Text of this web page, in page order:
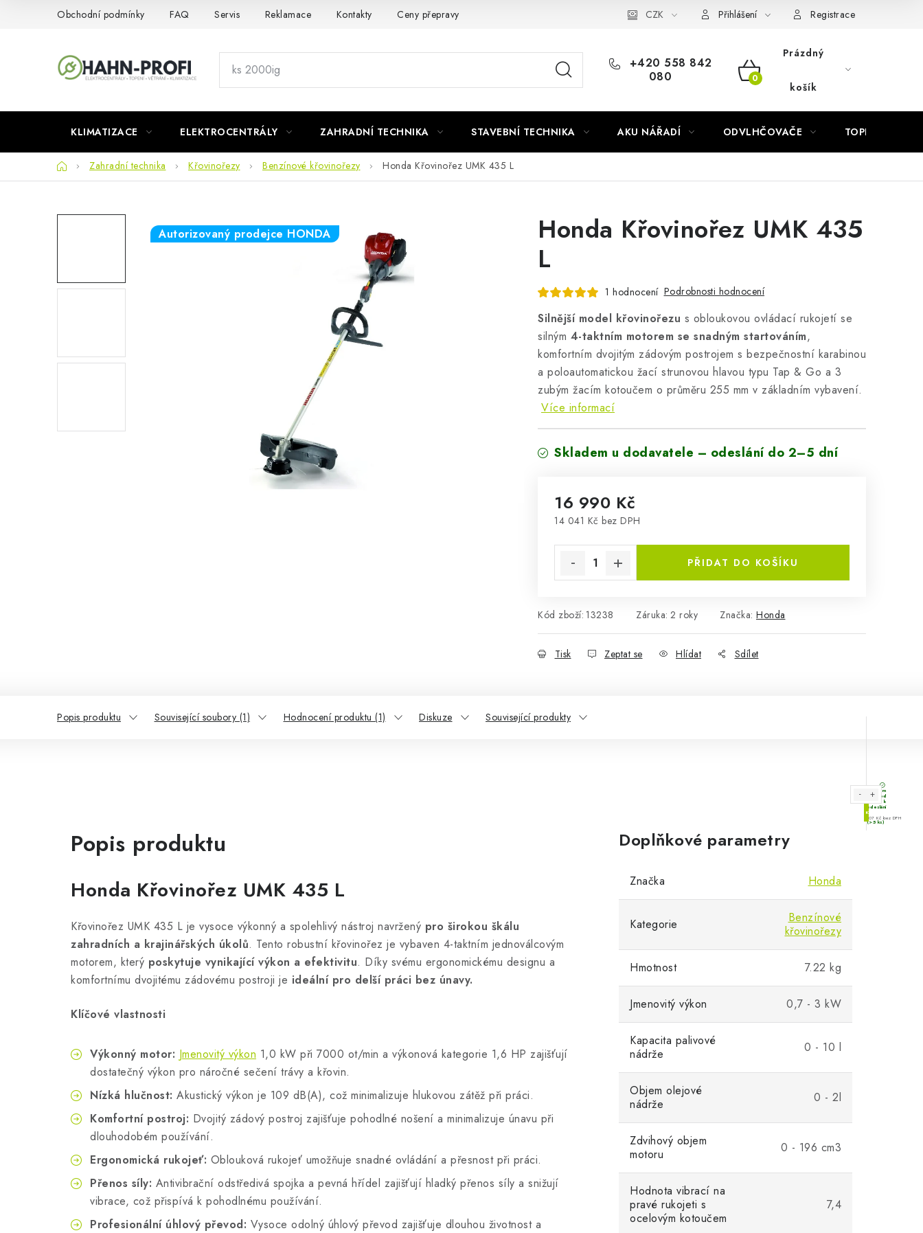
Obchodní podmínky FAQ Servis Reklamace Kontakty Ceny přepravy Náhradní díly Könner & Söhnen Reklamační řád
CZK Přihlášení Registrace
+420 558 842
080
NÁKUPNÍ
Prázdný
košík
KLIMATIZACE ELEKTROCENTRÁLY ZAHRADNÍ TECHNIKA STAVEBNÍ TECHNIKA AKU NÁŘADÍ ODVLHČOVAČE TOPIDLA
DomůZahradní technika Křovinořezy Benzínové křovinořezy Honda Křovinořez UMK 435 L
Honda Křovinořez UMK 435
L
1 hodnocení Podrobnosti hodnocení
Silnější model křovinořezu s obloukovou ovládací rukojetí se
silným 4-taktním motorem se snadným startováním,
komfortním dvojitým zádovým postrojem s bezpečnostní karabinou
a poloautomatickou žací strunovou hlavou typu Tap & Go a 3
zubým žacím kotoučem o průměru 255 mm v základním vybavení.
Více informací
Skladem u dodavatele – odeslání do 2–5 dní
16 990 Kč
14 041 Kč bez DPH
PŘIDAT DO KOŠÍKU
Kód zboží: 13238 Záruka: 2 roky Značka: Honda
Tisk Zeptat se Hlídat Sdílet
Autorizovaný prodejce HONDA
Popis produktu Související soubory (1) Hodnocení produktu (1) Diskuze Související produkty
Popis produktu
Honda Křovinořez UMK 435 L
Křovinořez UMK 435 L je vysoce výkonný a spolehlivý nástroj navržený pro širokou škálu
zahradních a krajinářských úkolů. Tento robustní křovinořez je vybaven 4-taktním jednoválcovým
motorem, který poskytuje vynikající výkon a efektivitu. Díky svému ergonomickému designu a
komfortnímu dvojitému zádovému postroji je ideální pro delší práci bez únavy.
Klíčové vlastnosti
Výkonný motor: Jmenovitý výkon 1,0 kW při 7000 ot/min a výkonová kategorie 1,6 HP zajišťují
dostatečný výkon pro náročné sečení trávy a křovin.
Nízká hlučnost: Akustický výkon je 109 dB(A), což minimalizuje hlukovou zátěž při práci.
Komfortní postroj: Dvojitý zádový postroj zajišťuje pohodlné nošení a minimalizuje únavu při
dlouhodobém používání.
Ergonomická rukojeť: Oblouková rukojeť umožňuje snadné ovládání a přesnost při práci.
Přenos síly: Antivibrační odstředivá spojka a pevná hřídel zajišťují hladký přenos síly a snižují
vibrace, což přispívá k pohodlnému používání.
Profesionální úhlový převod: Vysoce odolný úhlový převod zajišťuje dlouhou životnost a
Doplňkové parametry
Značka Honda
Kategorie
Benzínové
křovinořezy
Hmotnost 7.22 kg
Jmenovitý výkon 0,7 - 3 kW
Kapacita palivové
nádrže
0 - 10 l
Objem olejové
nádrže
0 - 2l
Zdvihový objem
motoru
0 - 196 cm3
Hodnota vibrací na
pravé rukojeti s
ocelovým kotoučem
7,4